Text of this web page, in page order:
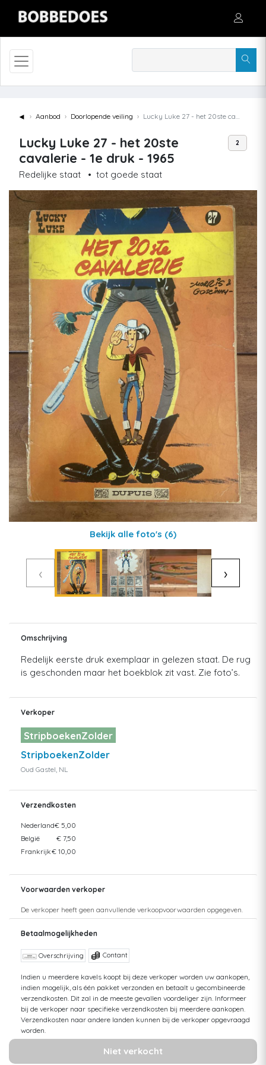
◄ Aanbod Doorlopende veiling Lucky Luke 27 - het 20ste cavalerie - 1e druk - 1965
Lucky Luke 27 - het 20ste
cavalerie - 1e druk - 1965
Redelijke staat • tot goede staat
2
Bekijk alle foto's (6)
‹ ›
Omschrijving
Redelijk eerste druk exemplaar in gelezen staat. De rug
is geschonden maar het boekblok zit vast. Zie foto’s.
Verkoper
StripboekenZolder
StripboekenZolder
Oud Gastel, NL
Verzendkosten
Nederland€ 5,00
België
€ 7,50
Frankrijk€ 10,00
Voorwaarden verkoper
De verkoper heeft geen aanvullende verkoopvoorwaarden opgegeven.
Betaalmogelijkheden
Overschrijving Contant
Indien u meerdere kavels koopt bij deze verkoper worden uw aankopen,
indien mogelijk, als één pakket verzonden en betaalt u gecombineerde
verzendkosten. Dit zal in de meeste gevallen voordeliger zijn. Informeer
bij de verkoper naar specifieke verzendkosten bij meerdere aankopen.
Verzendkosten naar andere landen kunnen bij de verkoper opgevraagd
worden.
Niet verkocht